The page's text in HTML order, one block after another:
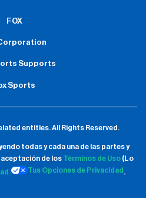
FOX
Supports
Sports
entities.All Rights Reserved.
todas y cada una de las partes y
de los Términos de Uso(Lo
Tus Opciones de Privacidad .